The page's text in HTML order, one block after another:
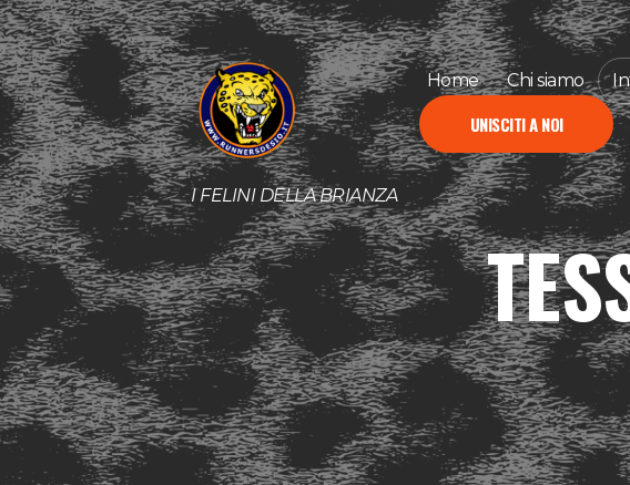
I FELINI DELLA BRIANZA
Home Chi siamo
UNISCITI A NOI